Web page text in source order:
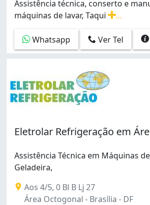
Assistência técnica, conserto e
máquinas de lavar, Taqui
Whatsapp
Ver Tel
Eletrolar Refrigeração em
Assistência Técnica em Máquinas
Geladeira,
Aos 4/5, 0 Bl B Lj 27
Área Octogonal - Brasília - DF